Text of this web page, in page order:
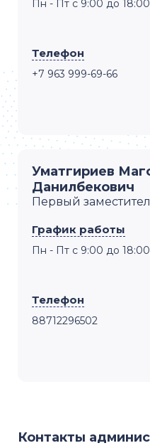
Пн - Пт с 9:00 до 18:00
Телефон
+7 963 999-69-66
Уматгириев
Данилбекович
Первый
График работы
Пн - Пт с 9:00 до
Телефон
88712296502
Контакты